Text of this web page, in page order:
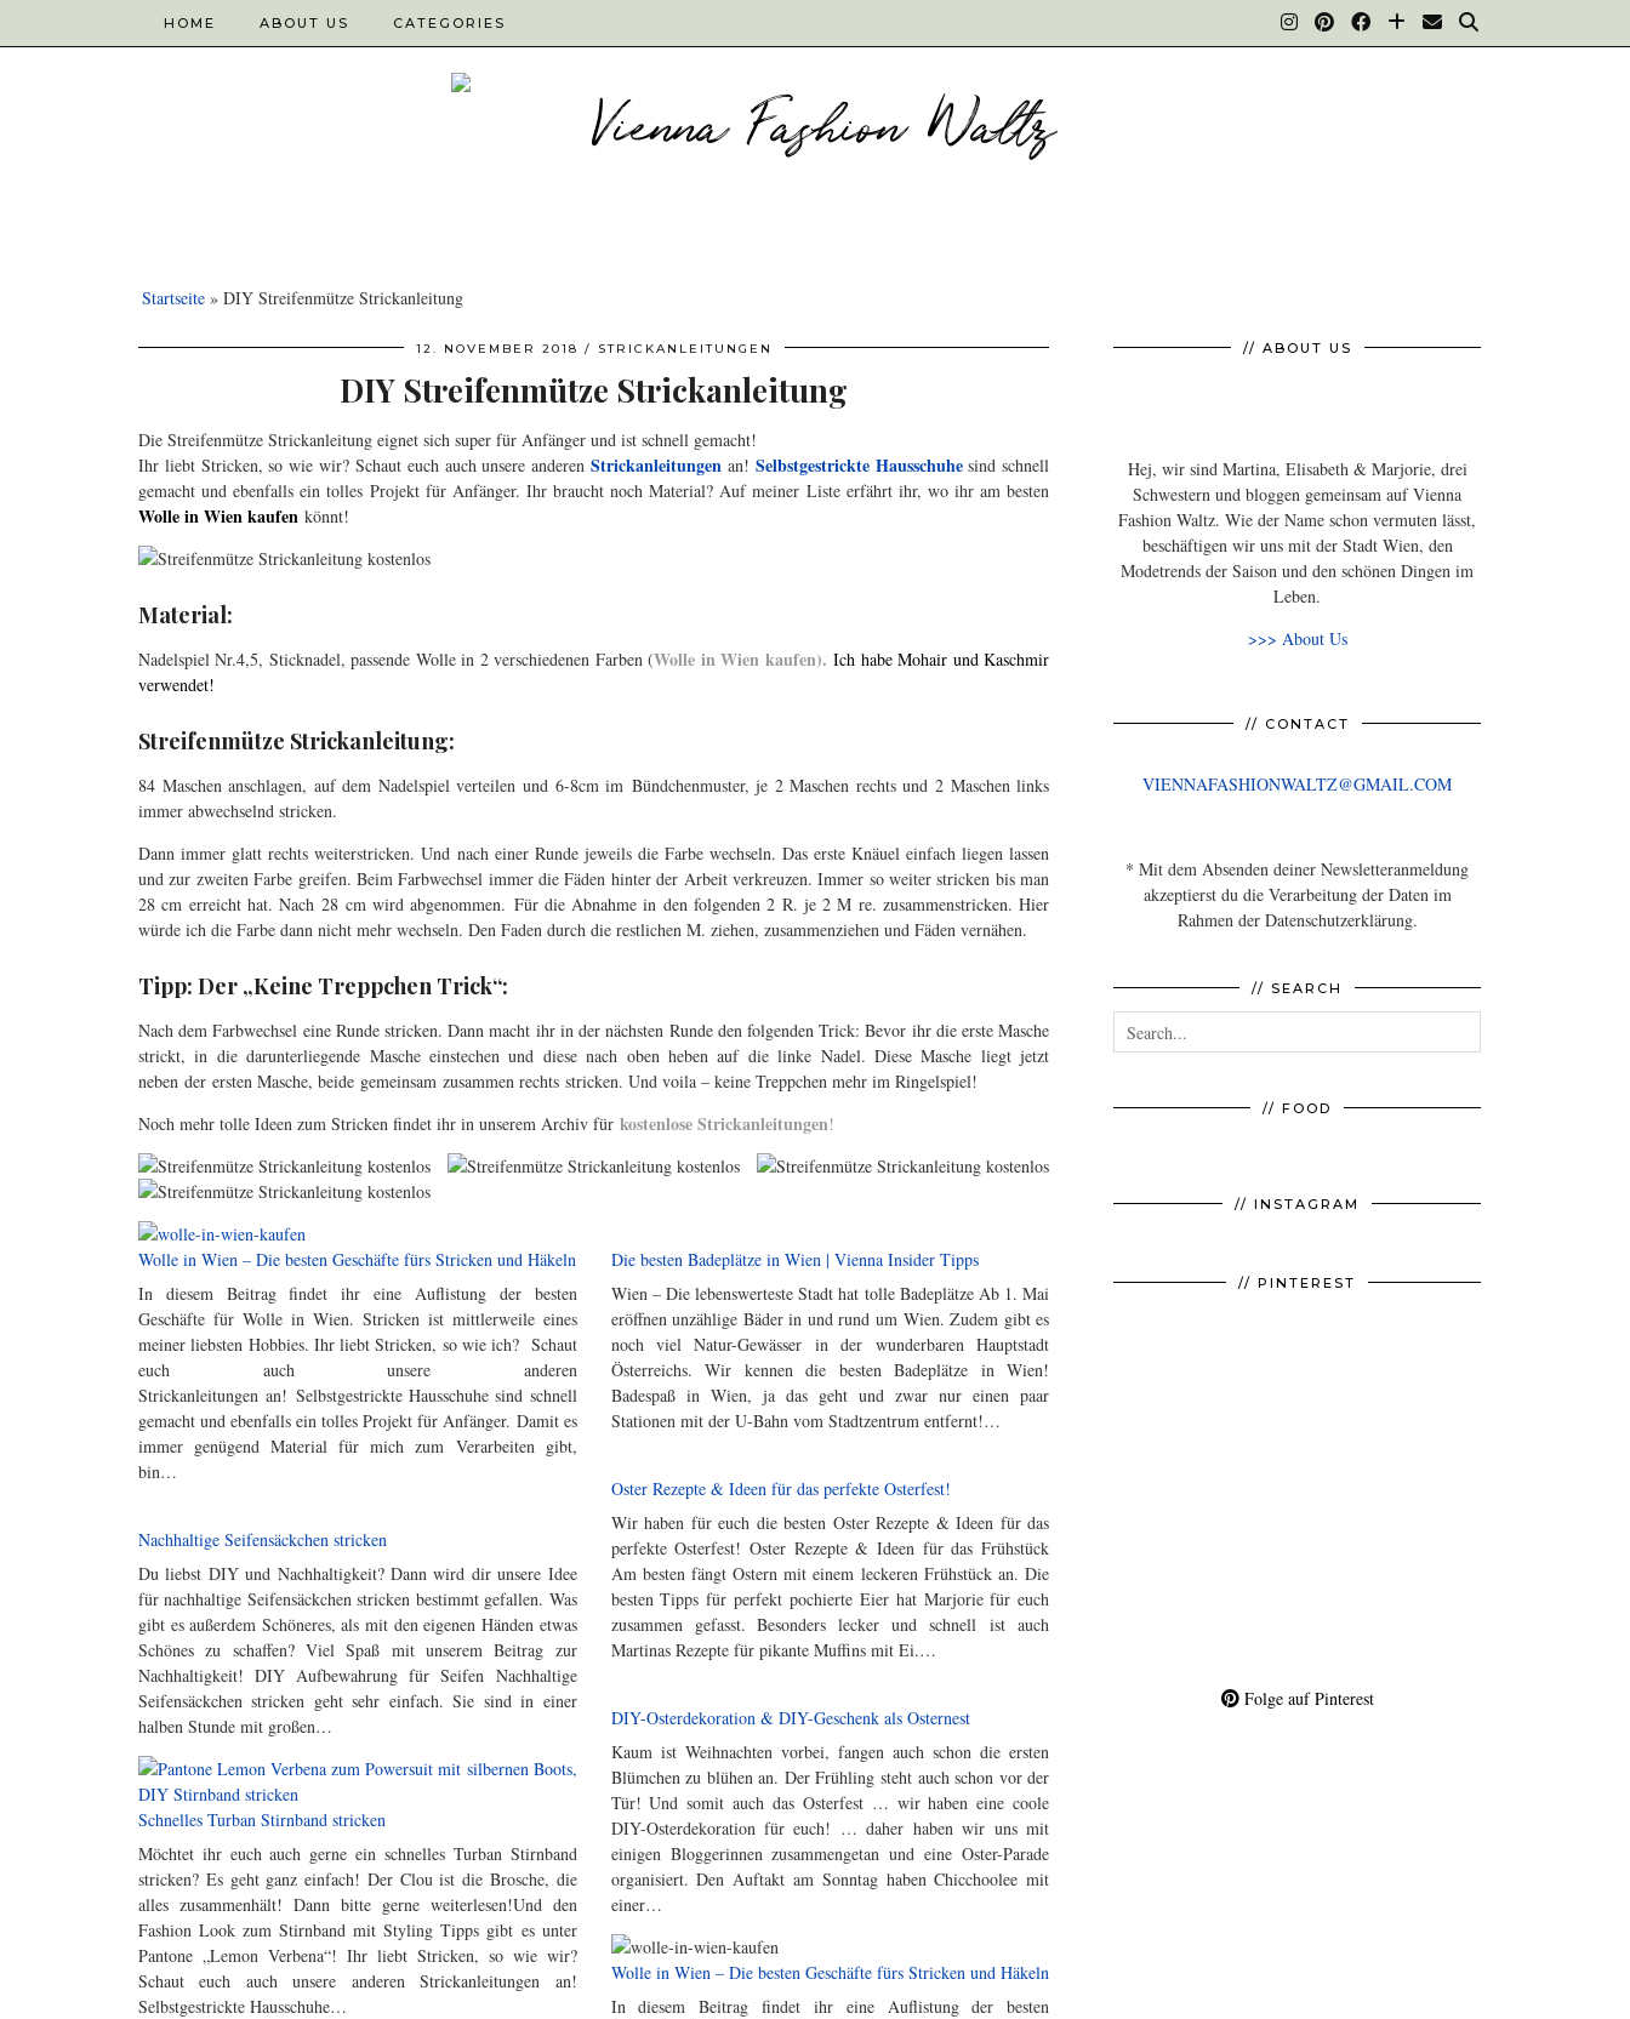
HOME ABOUT US CATEGORIES
Startseite » DIY Streifenmütze Strickanleitung
12. NOVEMBER 2018 STRICKANLEITUNGEN
DIY Streifenmütze Strickanleitung
Die Streifenmütze Strickanleitung eignet sich super für Anfänger und ist schnell gemacht!
Ihr liebt Stricken, so wie wir? Schaut euch auch unsere anderenStrickanleitungen an! Selbstgestrickte Hausschuhesind schnell
gemacht und ebenfalls ein tolles Projekt für Anfänger. Ihr braucht noch Material? Auf meiner Liste erfährt ihr, wo ihr am besten
Wolle in Wien kaufen könnt!
Material:
Nadelspiel Nr.4,5, Sticknadel, passende Wolle in 2 verschiedenen Farben (Wolle in Wien kaufen).Ich habe Mohair und Kaschmir
verwendet!
Streifenmütze Strickanleitung:
84 Maschen anschlagen, auf dem Nadelspiel verteilen und 6-8cm im Bündchenmuster, je 2 Maschen rechts und 2 Maschen links
immer abwechselnd stricken.
Dann immer glatt rechts weiterstricken. Und nach einer Runde jeweils die Farbe wechseln. Das erste Knäuel einfach liegen lassen
und zur zweiten Farbe greifen. Beim Farbwechsel immer die Fäden hinter der Arbeit verkreuzen. Immer so weiter stricken bis man
28 cm erreicht hat. Nach 28 cm wird abgenommen. Für die Abnahme in den folgenden 2 R. je 2 M re. zusammenstricken. Hier
würde ich die Farbe dann nicht mehr wechseln. Den Faden durch die restlichen M. ziehen, zusammenziehen und Fäden vernähen.
Tipp: Der „Keine Treppchen Trick“:
Nach dem Farbwechsel eine Runde stricken. Dann macht ihr in der nächsten Runde den folgenden Trick: Bevor ihr die erste Masche
strickt, in die darunterliegende Masche einstechen und diese nach oben heben auf die linke Nadel. Diese Masche liegt jetzt
neben der ersten Masche, beide gemeinsam zusammen rechts stricken. Und voila – keine Treppchen mehr im Ringelspiel!
Noch mehr tolle Ideen zum Stricken findet ihr in unserem Archiv für kostenlose Strickanleitungen!
Wolle in Wien – Die besten Geschäfte fürs Stricken und Häkeln
In diesem Beitrag findet ihr eine Auflistung der besten
Geschäfte für Wolle in Wien. Stricken ist mittlerweile eines
meiner liebsten Hobbies. Ihr liebt Stricken, so wie ich? Schaut
euch auch unsere anderen
Strickanleitungen an! Selbstgestrickte Hausschuhe sind schnell
gemacht und ebenfalls ein tolles Projekt für Anfänger. Damit es
immer genügend Material für mich zum Verarbeiten gibt,
bin…
Nachhaltige Seifensäckchen stricken
Du liebst DIY und Nachhaltigkeit? Dann wird dir unsere Idee
für nachhaltige Seifensäckchen stricken bestimmt gefallen. Was
gibt es außerdem Schöneres, als mit den eigenen Händen etwas
Schönes zu schaffen? Viel Spaß mit unserem Beitrag zur
Nachhaltigkeit! DIY Aufbewahrung für Seifen Nachhaltige
Seifensäckchen stricken geht sehr einfach. Sie sind in einer
halben Stunde mit großen…
Schnelles Turban Stirnband stricken
Möchtet ihr euch auch gerne ein schnelles Turban Stirnband
stricken? Es geht ganz einfach! Der Clou ist die Brosche, die
alles zusammenhält! Dann bitte gerne weiterlesen!Und den
Fashion Look zum Stirnband mit Styling Tipps gibt es unter
Pantone „Lemon Verbena“! Ihr liebt Stricken, so wie wir?
Schaut euch auch unsere anderen Strickanleitungen an!
Selbstgestrickte Hausschuhe…
Die besten Badeplätze in Wien | Vienna Insider Tipps
Wien – Die lebenswerteste Stadt hat tolle Badeplätze Ab 1. Mai
eröffnen unzählige Bäder in und rund um Wien. Zudem gibt es
noch viel Natur-Gewässer in der wunderbaren Hauptstadt
Österreichs. Wir kennen die besten Badeplätze in Wien!
Badespaß in Wien, ja das geht und zwar nur einen paar
Stationen mit der U-Bahn vom Stadtzentrum entfernt!…
Oster Rezepte & Ideen für das perfekte Osterfest!
Wir haben für euch die besten Oster Rezepte & Ideen für das
perfekte Osterfest! Oster Rezepte & Ideen für das Frühstück
Am besten fängt Ostern mit einem leckeren Frühstück an. Die
besten Tipps für perfekt pochierte Eier hat Marjorie für euch
zusammen gefasst. Besonders lecker und schnell ist auch
Martinas Rezepte für pikante Muffins mit Ei.…
DIY-Osterdekoration & DIY-Geschenk als Osternest
Kaum ist Weihnachten vorbei, fangen auch schon die ersten
Blümchen zu blühen an. Der Frühling steht auch schon vor der
Tür! Und somit auch das Osterfest … wir haben eine coole
DIY-Osterdekoration für euch! … daher haben wir uns mit
einigen Bloggerinnen zusammengetan und eine Oster-Parade
organisiert. Den Auftakt am Sonntag haben Chicchoolee mit
einer…
Wolle in Wien – Die besten Geschäfte fürs Stricken und Häkeln
In diesem Beitrag findet ihr eine Auflistung der besten
// ABOUT US
Hej, wir sind Martina, Elisabeth & Marjorie, drei
Schwestern und bloggen gemeinsam auf Vienna
Fashion Waltz. Wie der Name schon vermuten lässt,
beschäftigen wir uns mit der Stadt Wien, den
Modetrends der Saison und den schönen Dingen im
Leben.
>>> About Us
// CONTACT
VIENNAFASHIONWALTZ@GMAIL.COM
* Mit dem Absenden deiner Newsletteranmeldung
akzeptierst du die Verarbeitung der Daten im
Rahmen der Datenschutzerklärung.
// SEARCH
// FOOD
// INSTAGRAM
// PINTEREST
Folge auf Pinterest